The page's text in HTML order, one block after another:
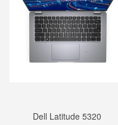
Dell Latitude 5320